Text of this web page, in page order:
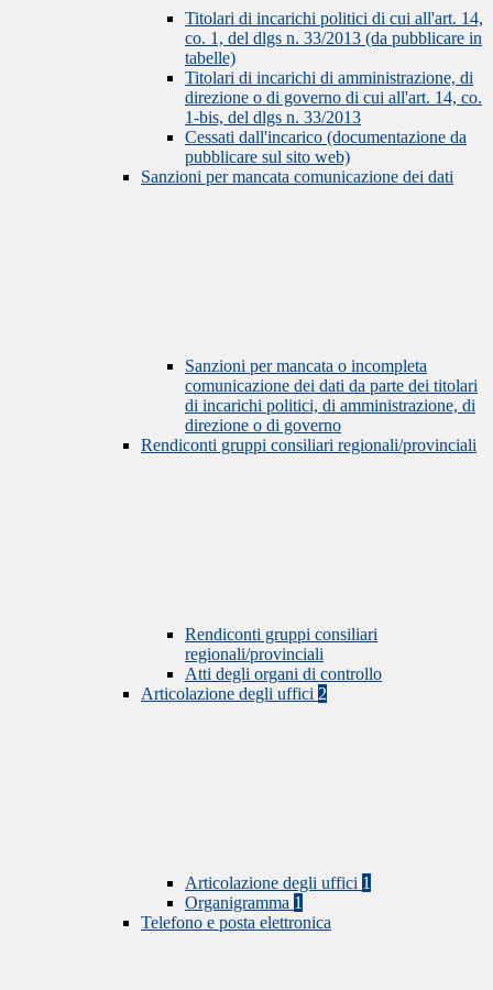
Titolari di incarichi politici di cui all'art. 14,
co. 1, del dlgs n. 33/2013 (da pubblicare in
tabelle)
Titolari di incarichi di amministrazione, di
direzione o di governo di cui all'art. 14, co.
1-bis, del dlgs n. 33/2013
Cessati dall'incarico (documentazione da
pubblicare sul sito web)
Sanzioni per mancata comunicazione dei dati
Sanzioni per mancata o incompleta
comunicazione dei dati da parte dei titolari
di incarichi politici, di amministrazione, di
direzione o di governo
Rendiconti gruppi consiliari regionali/provinciali
Rendiconti gruppi consiliari
regionali/provinciali
Atti degli organi di controllo
Articolazione degli uffici 2
Articolazione degli uffici 1
Organigramma 1
Telefono e posta elettronica